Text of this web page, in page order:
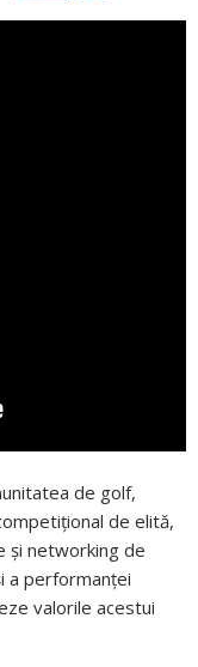
de golf,
de elită,
și networking de
a performanței
valorile acestui